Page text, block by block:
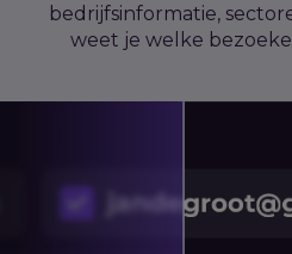
bedrijfsinformatie,
weet je welke